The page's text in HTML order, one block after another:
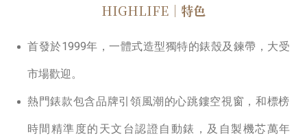
HIGHLIFE ｜特色
⾸發於1999年，⼀體式造型獨特的錶殼及鍊帶，⼤受
市場歡迎。
熱⾨錶款包含品牌引領風潮的⼼跳鏤空視窗，和標榜
時間精準度的天⽂台認證⾃動錶，及自製機芯萬年